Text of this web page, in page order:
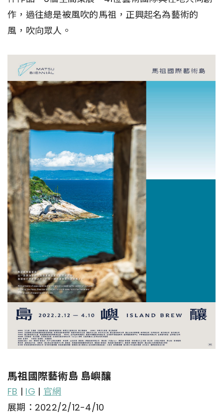
作，過往總是被風吹的馬祖，正興起名為藝術的
風，吹向眾人。
馬祖國際藝術島 島嶼釀
FB | IG | 官網
展期：2022/2/12-4/10